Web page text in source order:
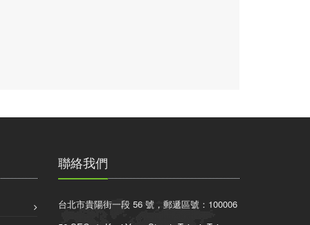
聯絡我們
台北市貴陽街一段 56 號，郵遞區號：100006